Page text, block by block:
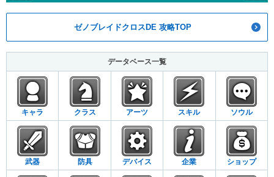
ゼノブレイドクロスDE 攻略TOP
データベース一覧
キャラ クラス アーツ スキル ソウル
武器 防具 デバイス 企業 ショップ